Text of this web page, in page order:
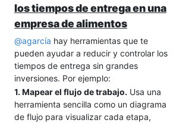
y evitar malentendidos en tu equipo.
los tiempos de entrega en una
empresa de alimentos
@agarcía hay herramientas que te
pueden ayudar a reducir y controlar los
tiempos de entrega sin grandes
inversiones. Por ejemplo:
1. Mapear el flujo de trabajo. Usa una
herramienta sencilla como un diagrama
de flujo para visualizar cada etapa,